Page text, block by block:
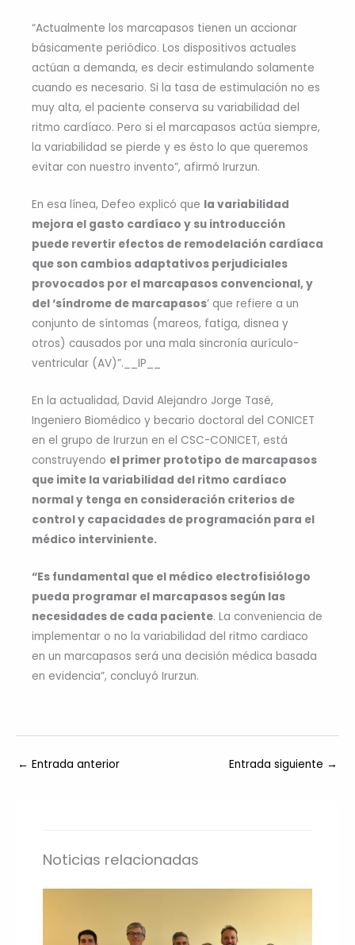
“Actualmente los marcapasos tienen un accionar
básicamente periódico. Los dispositivos actuales
actúan a demanda, es decir estimulando solamente
cuando es necesario. Si la tasa de estimulación no es
muy alta, el paciente conserva su variabilidad del
ritmo cardíaco. Pero si el marcapasos actúa siempre,
la variabilidad se pierde y es ésto lo que queremos
evitar con nuestro invento”, afirmó Irurzun.
En esa línea, Defeo explicó que la variabilidad
mejora el gasto cardíaco y su introducción
puede revertir efectos de remodelación cardíaca
que son cambios adaptativos perjudiciales
provocados por el marcapasos convencional, y
del ‘síndrome de marcapasos’ que refiere a un
conjunto de síntomas (mareos, fatiga, disnea y
otros) causados por una mala sincronía aurículo-
ventricular (AV)”.__IP__
En la actualidad, David Alejandro Jorge Tasé,
Ingeniero Biomédico y becario doctoral del CONICET
en el grupo de Irurzun en el CSC-CONICET, está
construyendo el primer prototipo de marcapasos
que imite la variabilidad del ritmo cardíaco
normal y tenga en consideración criterios de
control y capacidades de programación para el
médico interviniente.
“Es fundamental que el médico electrofisiólogo
pueda programar el marcapasos según las
necesidades de cada paciente. La conveniencia de
implementar o no la variabilidad del ritmo cardiaco
en un marcapasos será una decisión médica basada
en evidencia”, concluyó Irurzun.
← Entrada anterior Entrada siguiente →
Noticias relacionadas